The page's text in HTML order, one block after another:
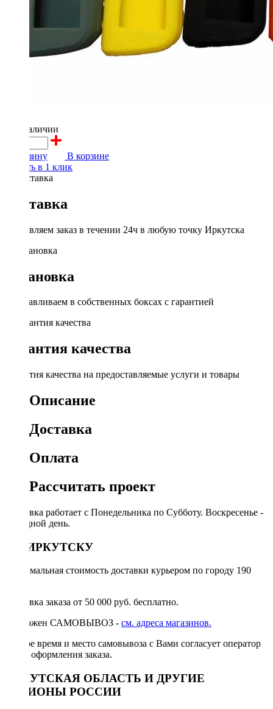
в наличии
В корзину
В корзине
Купить в 1 клик
Доставка
Доставляем заказ в течении 24ч в любую точку Иркутска
Установка
Устанавливаем в собственных боксах с гарантией
Гарантия качества
Гарантия качества на предоставляемые услуги и товары
Описание
Доставка
Оплата
Рассчитать проект
Доставка работает с Понедельника по Субботу. Воскресенье -
выходной день.
ПО ИРКУТСКУ
Минимальная стоимость доставки курьером по городу 190
Доставка заказа от 50 000 руб. бесплатно.
Возможен САМОВЫВОЗ - см. адреса магазинов.
Точное время и место самовывоза с Вами согласует оператор
после оформления заказа.
ИРКУТСКАЯ ОБЛАСТЬ И ДРУГИЕ
РЕГИОНЫ РОССИИ